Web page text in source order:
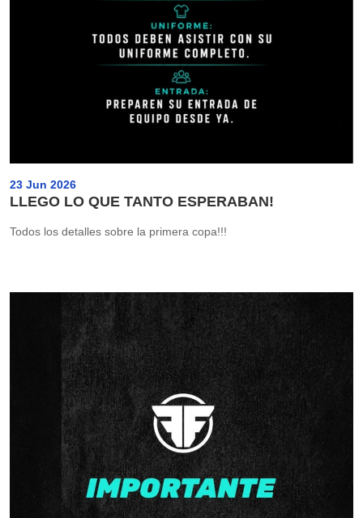
23 Jun 2026
LLEGO LO QUE TANTO ESPERABAN!
Todos los detalles sobre la primera copa!!!